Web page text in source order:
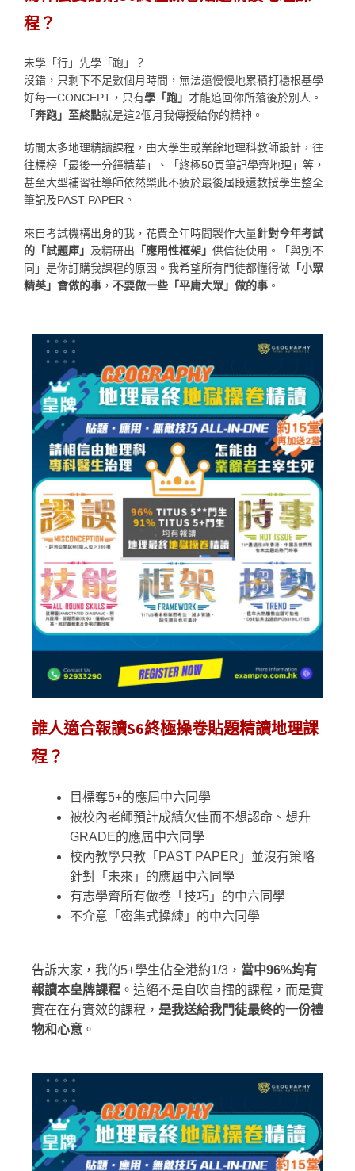
程？
未學「行」先學「跑」？
沒錯，只剩下不足數個月時間，無法還慢慢地累積打穩根基學
好每一CONCEPT，只有學「跑」 才能追回你所落後於別人。
「奔跑」至終點就是這2個月我傳授給你的精神。
坊間太多地理精讀課程，由大學生或業餘地理科教師設計，往
往標榜「最後一分鐘精華」、「終極50頁筆記學齊地理」等，
甚至大型補習社導師依然樂此不疲於最後屆段還教授學生整全
筆記及PAST PAPER。
來自考試機構出身的我，花費全年時間製作大量針對今年考試
的「試題庫」 及精研出 「應用性框架」 供信徒使用。「與別不
同」是你訂購我課程的原因。我希望所有門徒都懂得做 「小眾
精英」會做的事 ， 不要做一些「平庸大眾」做的事 。
誰人適合報讀S6終極操卷貼題精讀地理課
程？
目標奪5+的應屆中六同學
被校內老師預計成績欠佳而不想認命、想升
GRADE的應屆中六同學
校內教學只教「PAST PAPER」並沒有策略
針對「未來」的應屆中六同學
有志學齊所有做卷「技巧」的中六同學
不介意「密集式操練」的中六同學
告訴大家，我的5+學生佔全港約1/3， 當中96%均有
報讀本皇牌課程 。這絕不是自吹自擂的課程，而是實
實在在有實效的課程， 是我送給我門徒最終的一份禮
物和心意 。